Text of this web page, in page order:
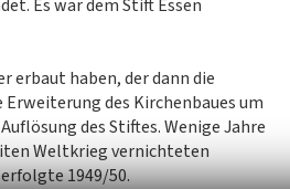
Es war dem Stift Essen
erbaut haben, der dann die
des Kirchenbaues um
des Stiftes. Wenige Jahre
Weltkrieg vernichteten
1949/50.